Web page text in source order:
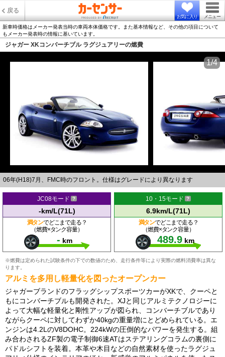
戻る
お気に入り メニュー
新車時価格はメーカー発表当時の車両本体価格です。また基本情報など、その他の項目について
もメーカー発表時の情報に基いています。
ジャガー XKコンバーチブル ラグジュアリーの燃費
06年(H18)7月、FMC時のフロント。仕様はグレードにより異なります
1/4
JC08モード
-km/L(71L)
満タンでどこまで走る？
（燃費×タンク容量）
- km
10・15モード
6.9km/L(71L)
満タンでどこまで走る？
（燃費×タンク容量）
489.9 km
※燃費は定められた試験条件の下での数値のため、走行条件等により実際の燃料消費率は異な
ります。
アルミを多用し軽量化を図ったオープンカー
ジャガーブランドのフラッグシップスポーツカーがXKで、クーペと
もにコンバーチブルも開発された。XJと同じアルミテクノロジーに
よって大幅な軽量化と剛性アップが図られ、コンバーチブルであり
ながらクーペに対してわずか40kgの重量増にとどめられている。エ
ンジンは4.2LのV8DOHC。224kWの圧倒的なパワーを発生する。組
み合わされるZF製の電子制御6速ATはステアリングコラムの裏側に
パドルシフトを装着。本革や木目などの自然素材を使ったラグジュ